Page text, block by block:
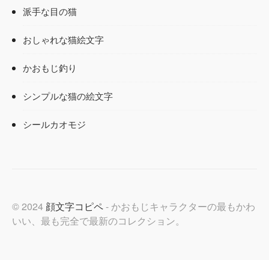
派手な目の猫
おしゃれな猫絵文字
かおもじ釣り
シンプルな猫の絵文字
シールカオモジ
© 2024 顔文字コピペ- かおもじキャラクターの最もかわ
いい、最も完全で最新のコレクション。